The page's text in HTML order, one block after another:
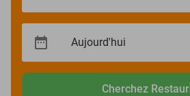
Cherchez